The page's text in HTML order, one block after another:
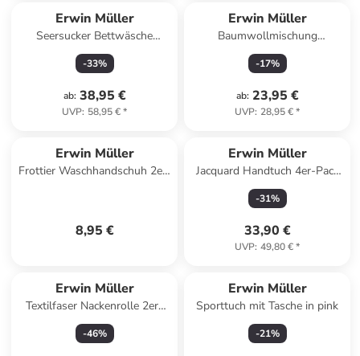
Erwin Müller
Seersucker Bettwäsche
Rosenheim in flieder
-33%
ab: 38,95 €
UVP: 58,95 €*
Erwin Müller
Baumwollmischung
Kissenhülle 2er-Pack in natur
-17%
ab: 23,95 €
UVP: 28,95 €*
Erwin Müller
Frottier Waschhandschuh 2er-
8,95 €
Erwin Müller
Jacquard Handtuch 4er-Pack
Ludwigsburg in beere
-31%
33,90 €
UVP: 49,80 €*
Erwin Müller
Textilfaser Nackenrolle 2er-
Pack Lech in weiß
-46%
Erwin Müller
Sporttuch mit Tasche in pink
-21%